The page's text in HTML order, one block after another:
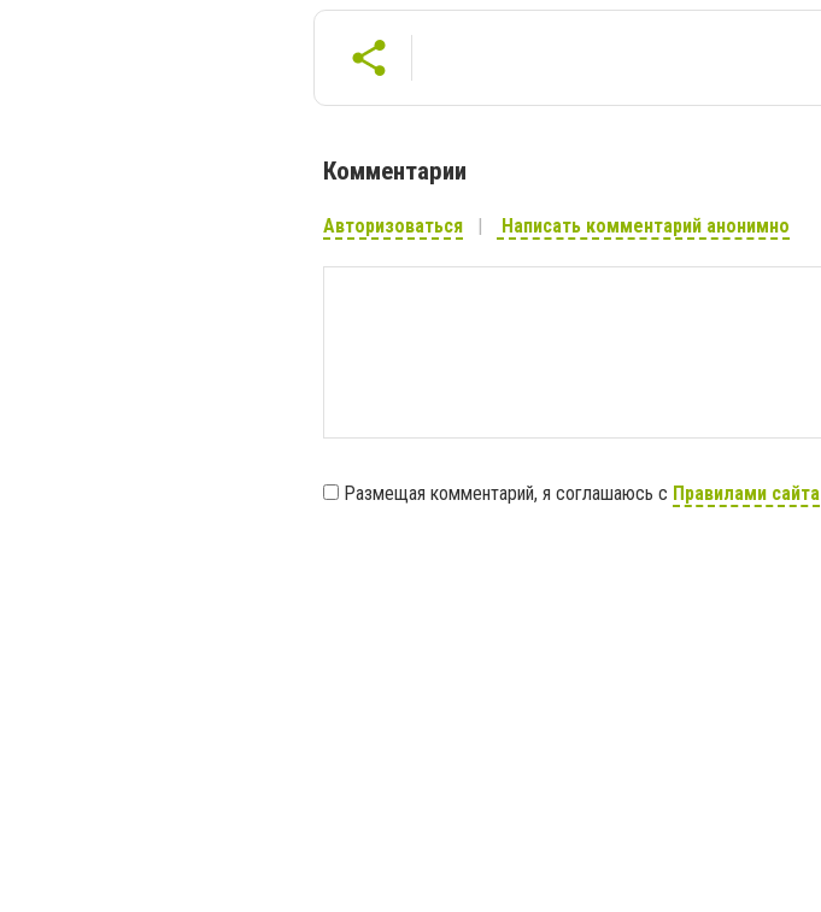
Комментарии
Авторизоваться Написать комментарий анонимно
Размещая комментарий, я соглашаюсь с Правилами сайта